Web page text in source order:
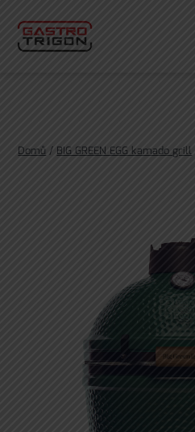
obsahu
Domů/BIG GREEN EGG kamado grill